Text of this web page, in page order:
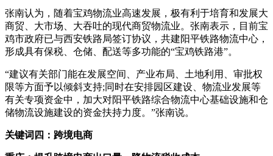
张南认为，随着宝鸡物流业高速发展，极有利于培育和发展大
商贸、大市场、大吞吐的现代商贸物流业。张南表示，目前宝
鸡市政府已与西安铁路局签订协议，共建阳平铁路物流中心，
形成具有保税、仓储、配送等多功能的“宝鸡铁路港”。
“建议有关部门能在发展空间、产业布局、土地利用、审批权
限等方面予以倾斜支持;同时在安排园区建设、物流业发展等
有关专项资金中，加大对阳平铁路综合物流中心基础设施和仓
储物流设施建设的资金扶持力度。”张南说。
关键词四：跨境电商